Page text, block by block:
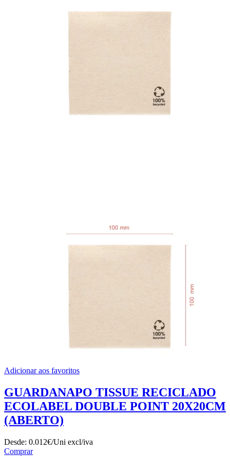
Adicionar aos favoritos
GUARDANAPO TISSUE RECICLADO
ECOLABEL DOUBLE POINT 20X20CM
(ABERTO)
Desde: 0.012€/Uni excl/iva
Comprar